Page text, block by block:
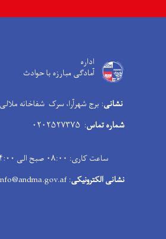
اداره
آمادگی مبارزه با حوادث
نشانی: برج شهرآرا، سرک شفاخانه
شماره تماس: ۰۲۰۲۵۲۷۳۷۵
ساعت کاری: ۰۸:۰۰ صبح الی ۰۴:۰۰ بعد از ظهر
نشانی الکترونیکی: info@andma.gov.af